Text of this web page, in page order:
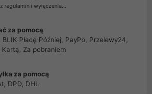
regulamin i wyłączenia...
za pomocą
BLIK Płacę Później, PayPo, Przelewy24,
Kartą, Za pobraniem
za pomocą
DPD, DHL